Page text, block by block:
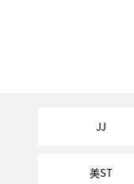
JJ
美ST